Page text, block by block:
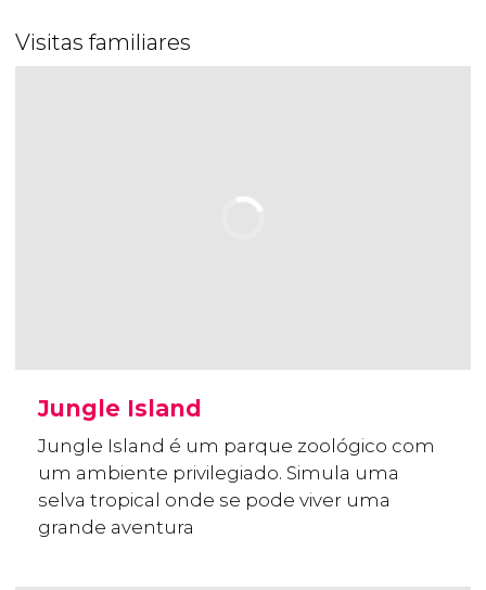
Visitas familiares
Jungle Island
Jungle Island é um parque zoológico com
um ambiente privilegiado. Simula uma
selva tropical onde se pode viver uma
grande aventura